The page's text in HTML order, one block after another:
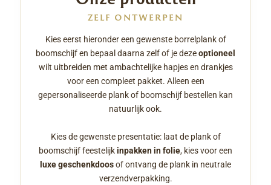
ZELF ONTWERPEN
Kies eerst hieronder een gewenste borrelplank of
boomschijf en bepaal daarna zelf of je dezeoptioneel
wilt uitbreiden met ambachtelijke hapjes en drankjes
voor een compleet pakket. Alleen een
gepersonaliseerde plank of boomschijf bestellen kan
natuurlijk ook.
Kies de gewenste presentatie: laat de plank of
boomschijf feestelijkinpakken in folie, kies voor een
luxe geschenkdoosof ontvang de plank in neutrale
verzendverpakking.